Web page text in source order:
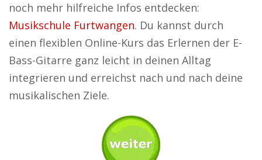
noch mehr hilfreiche Infos entdecken:
Musikschule Furtwangen. Du kannst durch
einen flexiblen Online-Kurs das Erlernen der E-
Bass-Gitarre ganz leicht in deinen Alltag
integrieren und erreichst nach und nach deine
musikalischen Ziele.